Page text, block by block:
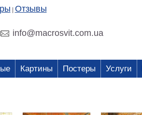
Отзывы
info@macrosvit.com.ua
Картины Постеры Услуги